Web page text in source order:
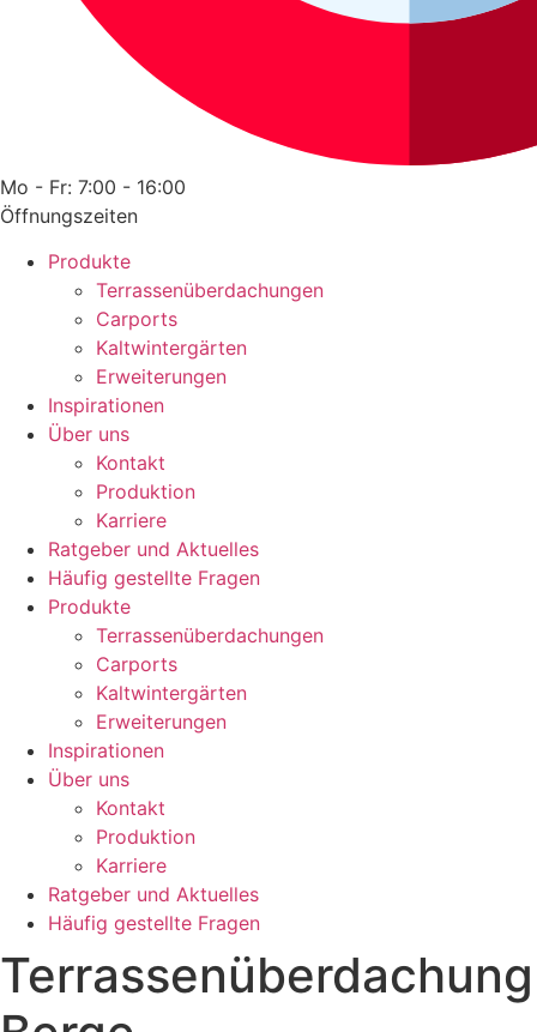
Mo - Fr: 7:00 - 16:00
Öffnungszeiten
Produkte
Terrassenüberdachungen
Carports
Kaltwintergärten
Erweiterungen
Inspirationen
Über uns
Kontakt
Produktion
Karriere
Ratgeber und Aktuelles
Häufig gestellte Fragen
Produkte
Terrassenüberdachungen
Carports
Kaltwintergärten
Erweiterungen
Inspirationen
Über uns
Kontakt
Produktion
Karriere
Ratgeber und Aktuelles
Häufig gestellte Fragen
Terrassenüberdachung